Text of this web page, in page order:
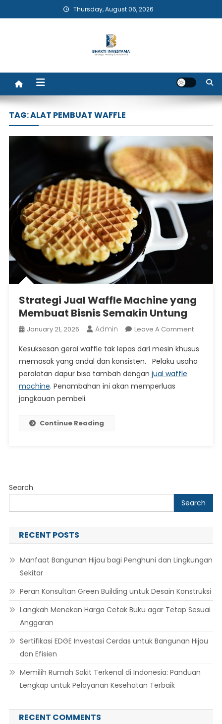
to
Thursday, August 06, 2026
Bhakti Investama
TAG:ALAT PEMBUAT WAFFLE
Strategi Jual Waffle Machine yang
Membuat Bisnis Semakin Untung
January 21, 2026 Admin Leave A CommentOn
Jual
Waffle
Kesuksesan gerai waffle tak lepas dari mesin khusus
memasak yang andal dan konsisten. Pelaku usaha
peralatan dapur bisa tambah dengan jual waffle
machine. Penambahan ini akan memperluas
jangkauan pembeli.
Continue Reading
Search
Search
RECENT POSTS
Manfaat Bangunan Hijau bagi Penghuni dan Lingkungan
Sekitar
Peran Konsultan Green Building untuk Desain Konstruksi
Langkah Menekan Harga Cetak Buku agar Tetap Sesuai
Anggaran
Sertifikasi EDGE Investasi Cerdas untuk Bangunan Hijau
dan Efisien
Memilih Rumah Sakit Terkenal di Indonesia: Panduan
Lengkap untuk Pelayanan Kesehatan Terbaik
RECENT COMMENTS